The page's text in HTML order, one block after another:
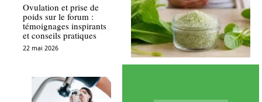
Ovulation et prise de
poids sur le forum :
témoignages inspirants
et conseils pratiques
22 mai 2026